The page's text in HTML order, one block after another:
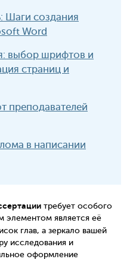
Шаги создания
Word
выбор шрифтов и
страниц и
преподавателей
в написании
требует особого
элементом является её
глав, а зеркало вашей
исследования и
оформление